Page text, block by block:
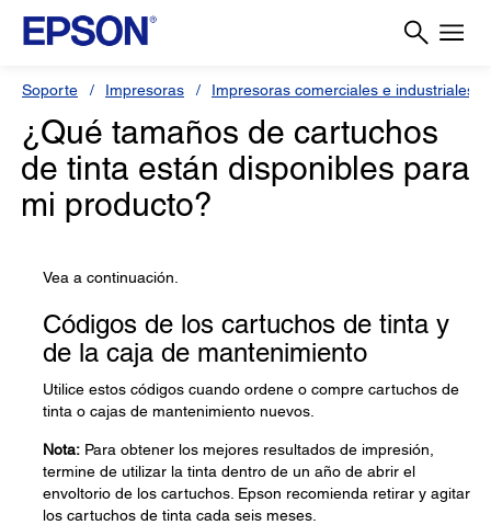
Soporte Impresoras Impresoras comerciales e industriales
¿Qué tamaños de cartuchos
de tinta están disponibles para
mi producto?
Vea a continuación.
Códigos de los cartuchos de tinta y
de la caja de mantenimiento
Utilice estos códigos cuando ordene o compre cartuchos de
tinta o cajas de mantenimiento nuevos.
Nota: Para obtener los mejores resultados de impresión,
termine de utilizar la tinta dentro de un año de abrir el
envoltorio de los cartuchos. Epson recomienda retirar y agitar
los cartuchos de tinta cada seis meses.